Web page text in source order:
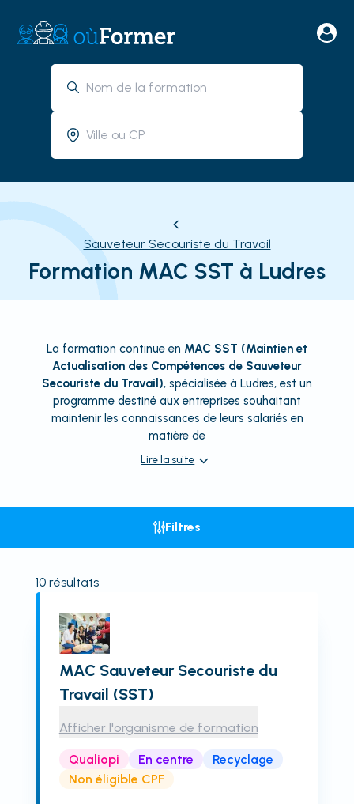
Sauveteur Secouriste du Travail
Formation MAC SST à Ludres
La formation continue en MAC SST (Maintien et
Actualisation des Compétences de Sauveteur
Secouriste du Travail), spécialisée à Ludres, est un
programme destiné aux entreprises souhaitant
maintenir les connaissances de leurs salariés en
matière de
Lire la suite
Filtres
10résultats
MAC Sauveteur Secouriste du
Travail (SST)
Afficher l'organisme de formation
Qualiopi En centre
Recyclage
Non éligible CPF